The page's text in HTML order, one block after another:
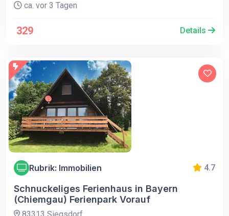
ca. vor 3 Tagen
329 Details
Rubrik: Immobilien 4.7
Schnuckeliges Ferienhaus in Bayern
(Chiemgau) Ferienpark Vorauf